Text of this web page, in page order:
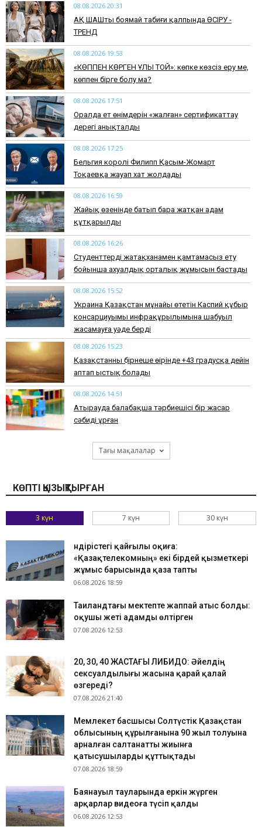
08.08.2026 20:31
АҚ ШАШты боямай табиғи қалпында ӨСІРУ -
ТРЕНД
08.08.2026 19:53
​«КӨППЕН КӨРГЕН ҰЛЫ ТОЙ»: көпке көзсіз еру ме,
көппен бірге болу ма?
08.08.2026 17:51
Оралда ет өнімдерін «жалған» сертификаттау
дерегі анықталды
08.08.2026 17:25
Бельгия королі Филипп Қасым-Жомарт
Тоқаевқа жауап хат жолдады
08.08.2026 16:59
Жайық өзенінде батып бара жатқан адам
құтқарылды
08.08.2026 16:26
Студенттерді жатақханамен қамтамасыз ету
бойынша ахуалдық орталық жұмысын бастады
08.08.2026 15:52
Украина Қазақстан мұнайы өтетін Каспий құбыр
консарциуымы инфрақұрылымына шабуыл
жасамауға уәде берді
08.08.2026 15:23
Қазақстанның бірнеше өңірінде +43 градусқа дейін
аптап ыстық болады
08.08.2026 14:51
Атырауда балабақша тәрбиешісі бір жасар
сәбиді ұрған
Тағы мақалалар
КӨПТІ ҚЫЗЫҚТЫРҒАН
3 күн 7 күн 30 күн
Өндірістегі қайғылы оқиға:
«Қазақтелекомның» екі бірдей қызметкері
жұмыс барысында қаза тапты
06.08.2026 18:59
Таиландтағы мектепте жаппай атыс болды:
оқушы жеті адамды өлтірген
07.08.2026 12:53
​20, 30, 40 ЖАСТАҒЫ ЛИБИДО: Әйелдің
сексуалдылығы жасына қарай қалай
өзгереді?
07.08.2026 21:40
Мемлекет басшысы Солтүстік Қазақстан
облысының құрылғанына 90 жыл толуына
арналған салтанатты жиынға
қатысушыларды құттықтады
07.08.2026 18:59
Баянауыл тауларында еркін жүрген
арқарлар видеоға түсіп қалды
06.08.2026 12:53